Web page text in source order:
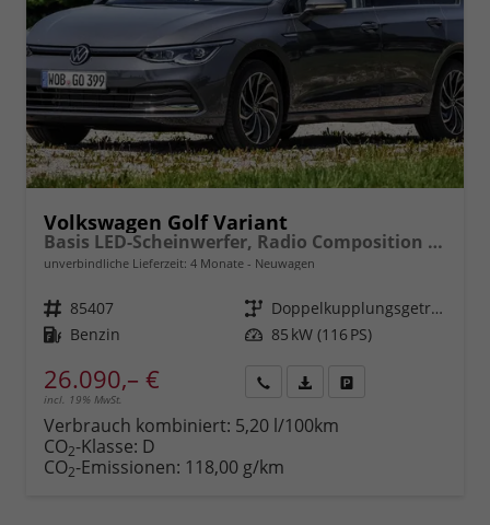
Volkswagen Golf Variant
Basis LED-Scheinwerfer, Radio Composition 10,3" + Wireless App-Connect, Parksensoren vorne und hinten, Climatronic, M-Lederlenkrad, Digitales Cockpit, Reserverad, Dachreling uvm.
unverbindliche Lieferzeit: 4 Monate Neuwagen
Fahrzeugnr. 85407 Getriebe
Doppelkupplungsgetriebe (DSG)
Kraftstoff Benzin Leistung 85 kW (116 PS)
26.090,– €
incl. 19% MwSt.
anfordern
Datei,
Verbrauch kombiniert: 5,20 l/100km
CO2-Klasse: D
CO2-Emissionen: 118,00 g/km